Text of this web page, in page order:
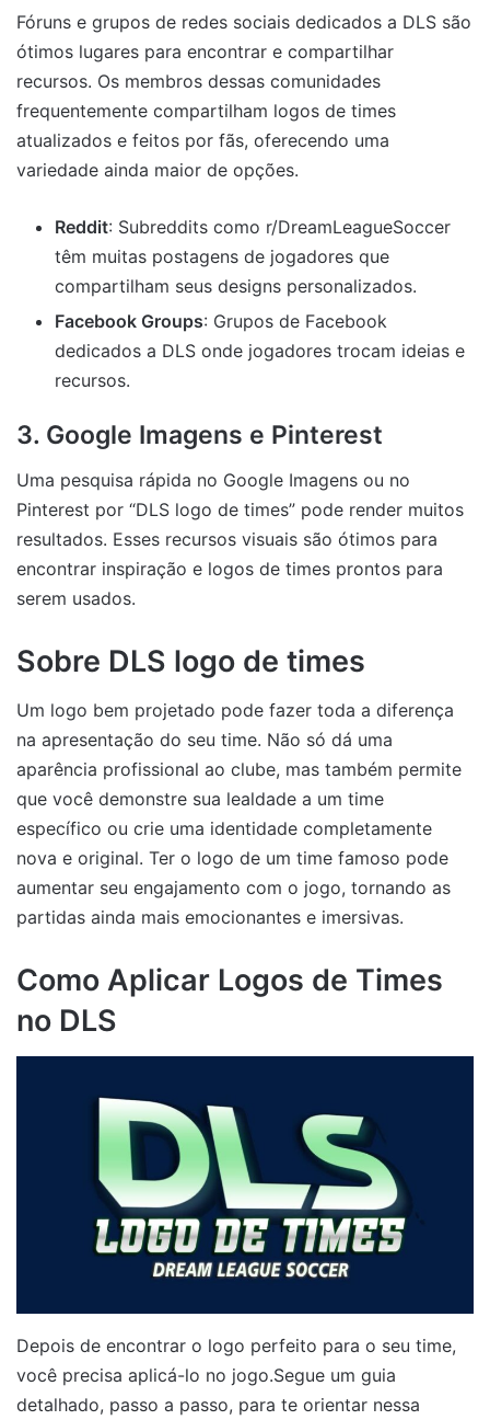
Fóruns e grupos de redes sociais dedicados a DLS são
ótimos lugares para encontrar e compartilhar
recursos. Os membros dessas comunidades
frequentemente compartilham logos de times
atualizados e feitos por fãs, oferecendo uma
variedade ainda maior de opções.
Reddit: Subreddits como r/DreamLeagueSoccer
têm muitas postagens de jogadores que
compartilham seus designs personalizados.
Facebook Groups: Grupos de Facebook
dedicados a DLS onde jogadores trocam ideias e
recursos.
3. Google Imagens e Pinterest
Uma pesquisa rápida no Google Imagens ou no
Pinterest por “DLS logo de times” pode render muitos
resultados. Esses recursos visuais são ótimos para
encontrar inspiração e logos de times prontos para
serem usados.
Sobre DLS logo de times
Um logo bem projetado pode fazer toda a diferença
na apresentação do seu time. Não só dá uma
aparência profissional ao clube, mas também permite
que você demonstre sua lealdade a um time
específico ou crie uma identidade completamente
nova e original. Ter o logo de um time famoso pode
aumentar seu engajamento com o jogo, tornando as
partidas ainda mais emocionantes e imersivas.
Como Aplicar Logos de Times
no DLS
Depois de encontrar o logo perfeito para o seu time,
você precisa aplicá-lo no jogo.Segue um guia
detalhado, passo a passo, para te orientar nessa